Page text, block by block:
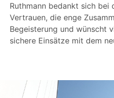
Ruthmann bedankt sich bei
Vertrauen, die enge
Begeisterung und wünscht
sichere Einsätze mit dem